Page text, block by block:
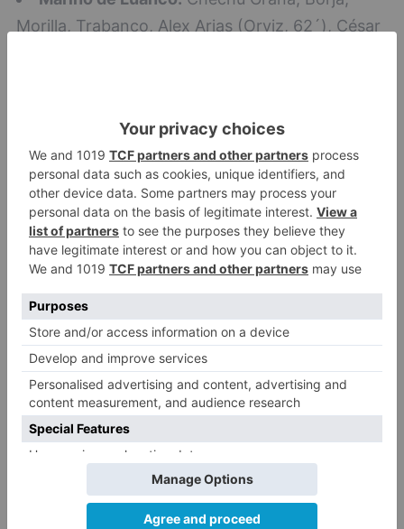
Morilla, Trabanco, Alex Arias (Orviz, 62´), César
Burgos CF:Barovero, Álvaro R. (Lobato, 63
´), Zabaco, Undabarrena, R. Navarro (Piscu,
83´), Juanma, Cerrajería (Javi Gómez, 63´),
Elgezabal, A. Córdoba (Mumo, 27´), C.
Medina (Alarcón, 63´) Saúl Berjón.
Burgos CF:Barovero, Álvaro R. (Lobato, 63
´), Zabaco, Undabarrena, R. Navarro (Piscu, 83
´), Juanma, Cerrajería (Javi Gómez, 63´),
Elgezabal, A. Córdoba (Mumo, 27´), C. Medina
(Alarcón, 63´) Saúl Berjón.
Burgos CF:
Árbitros:Adrián Calvo Martínez, asistido
por Eduardo De la Hoya Rocandio y Juan
Francisco Morato Vega amonestó a los
locales, Borja Álvarez, Morilla, Guaya y